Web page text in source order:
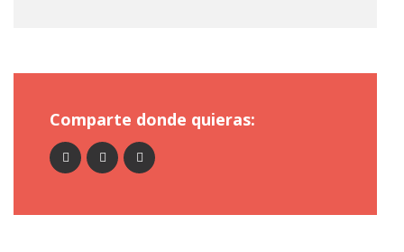
Comparte donde quieras: